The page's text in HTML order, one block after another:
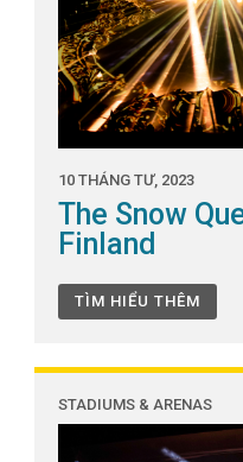
10 THÁNG TƯ, 2023
The Snow
Finland
TÌM HIỂU THÊM
STADIUMS & ARENAS